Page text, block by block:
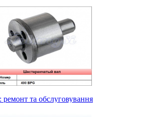
та обслуговування
техніки